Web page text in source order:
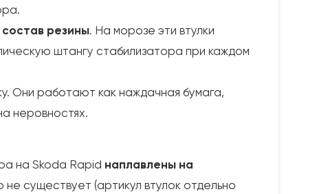
резины. На морозе эти втулки
штангу стабилизатора при каждом
Они работают как наждачная бумага,
неровностях.
на Skoda Rapid наплавлены на
существует (артикул втулок отдельно